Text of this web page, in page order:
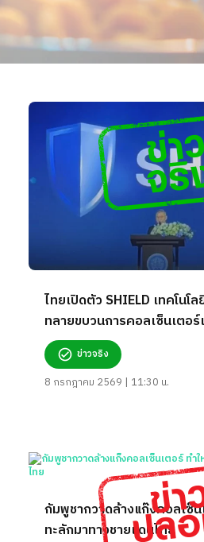
ไทยเปิดตัว SHIELD เทคโนโ
ทลายขบวนการคอลเซ็นเตอ
ชาติ
ข่าวจริง
8 กรกฎาคม 2569 | 11:30 น.
กัมพูชากวาดล้างแก๊งคอลเซ็
ทะลักมาทางชายแดนไทย